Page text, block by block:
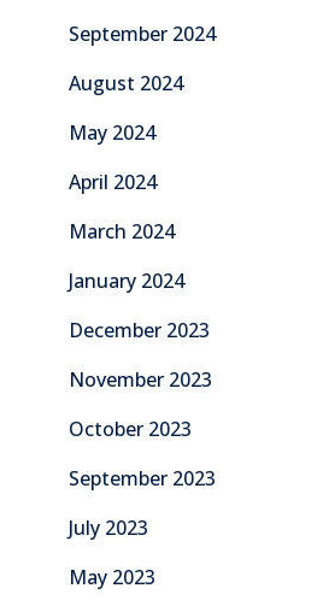
September 2024
August 2024
May 2024
April 2024
March 2024
January 2024
December 2023
November 2023
October 2023
September 2023
July 2023
May 2023